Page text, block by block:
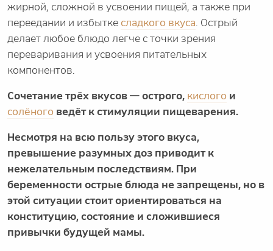
жирной, сложной в усвоении пищей, а также при
переедании и избытке сладкого вкуса. Острый
делает любое блюдо легче с точки зрения
переваривания и усвоения питательных
компонентов.
Сочетание трёх вкусов — острого, кислого и
солёного ведёт к стимуляции пищеварения.
Несмотря на всю пользу этого вкуса,
превышение разумных доз приводит к
нежелательным последствиям. При
беременности острые блюда не запрещены, но в
этой ситуации стоит ориентироваться на
конституцию, состояние и сложившиеся
привычки будущей мамы.